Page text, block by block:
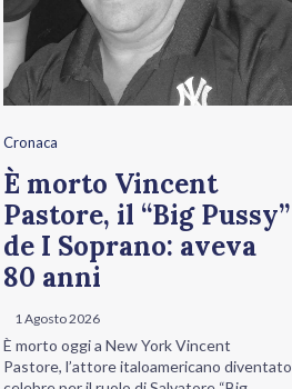
Cronaca
È morto Vincent
Pastore, il “Big Pussy”
de I Soprano: aveva
80 anni
1 Agosto 2026
È morto oggi a New York Vincent
Pastore, l’attore italoamericano diventato